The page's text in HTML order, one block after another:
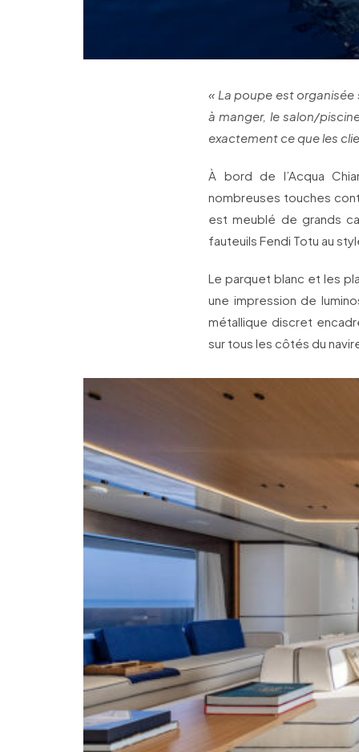
« La poupe est
à manger, le salon/
exactement ce que les
À bord de l’Acqua
nombreuses touches
est meublé de grands
fauteuils Fendi Totu au
Le parquet blanc et les
une impression de
métallique discret
sur tous les côtés du